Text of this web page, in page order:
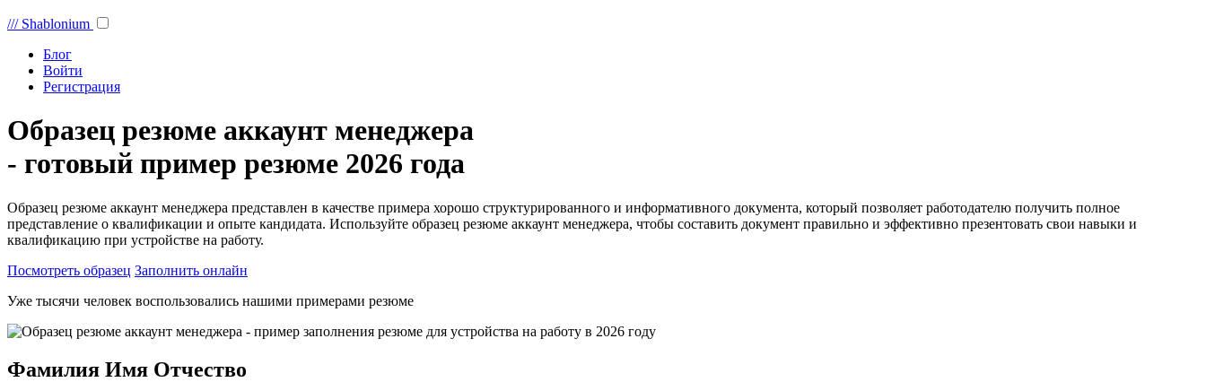
/// Shablonium
Блог
Войти
Регистрация
Образец резюме аккаунт менеджера
- готовый пример резюме 2026 года
Образец резюме аккаунт менеджера представлен в качестве примера хорошо структурированного и информативного документа, который позволяет работодателю получить полное
представление о квалификации и опыте кандидата. Используйте образец резюме аккаунт менеджера, чтобы составить документ правильно и эффективно презентовать свои навыки и
квалификацию при устройстве на работу.
Посмотреть образец Заполнить онлайн
Уже тысячи человек воспользовались нашими примерами резюме
Фамилия Имя Отчество